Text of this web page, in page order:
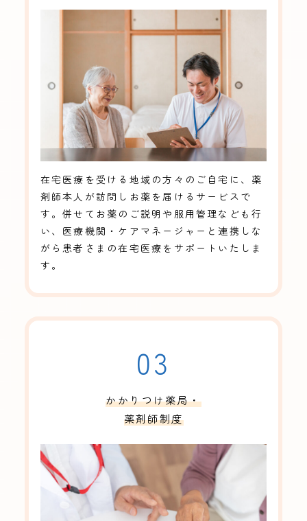
在宅医療を受ける地域の方々のご自宅に、薬
剤師本人が訪問しお薬を届けるサービスで
す。併せてお薬のご説明や服用管理なども行
い、医療機関・ケアマネージャーと連携しな
がら患者さまの在宅医療をサポートいたしま
す。
03
かかりつけ薬局・
薬剤師制度